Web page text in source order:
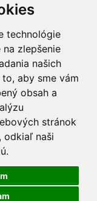
technológie
zlepšenie
našich
aby sme vám
obsah a
stránok
odkiaľ naši
BATÉRIU